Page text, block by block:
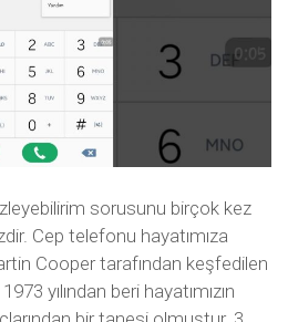
sorusunu birçok kez
Cep telefonu hayatımıza
Cooper tarafından keşfedilen
yılından beri hayatımızın